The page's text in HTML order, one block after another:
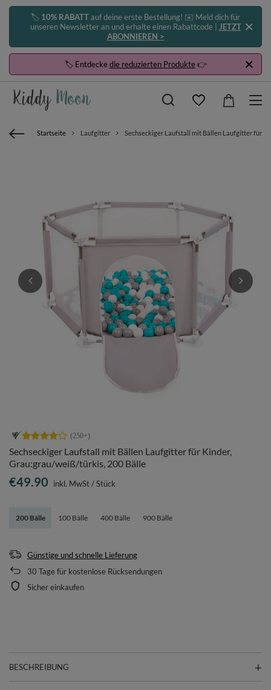
🏷️ 10% RABATTauf deine erste Bestellung! ✉️ Meld dich für
unseren Newsletter an und erhalte einen Rabattcode | JETZT
ABONNIEREN >
🏷️ Entdeckedie reduzierten Produkte👉
Startseite Laufgitter Sechseckiger Laufstall mit Bällen Laufgitter für
Sechseckiger Laufstall mit Bällen Laufgitter für Kinder,
Grau:grau/weiß/türkis, 200 Bälle
200 Bälle 100 Bälle 400 Bälle 900 Bälle
€49.90 inkl. MwSt/Stück
Günstige und schnelle Lieferung
30 Tage für kostenlose Rücksendungen
Sicher einkaufen
BESCHREIBUNG